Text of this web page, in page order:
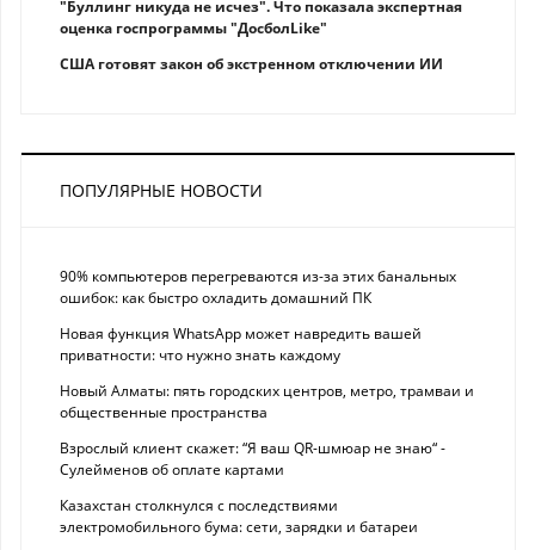
"Буллинг никуда не исчез". Что показала экспертная
оценка госпрограммы "ДосболLike"
США готовят закон об экстренном отключении ИИ
ПОПУЛЯРНЫЕ НОВОСТИ
90% компьютеров перегреваются из-за этих банальных
ошибок: как быстро охладить домашний ПК
Новая функция WhatsApp может навредить вашей
приватности: что нужно знать каждому
Новый Алматы: пять городских центров, метро, трамваи и
общественные пространства
Взрослый клиент скажет: “Я ваш QR-шмюар не знаю“ -
Сулейменов об оплате картами
Казахстан столкнулся с последствиями
электромобильного бума: сети, зарядки и батареи